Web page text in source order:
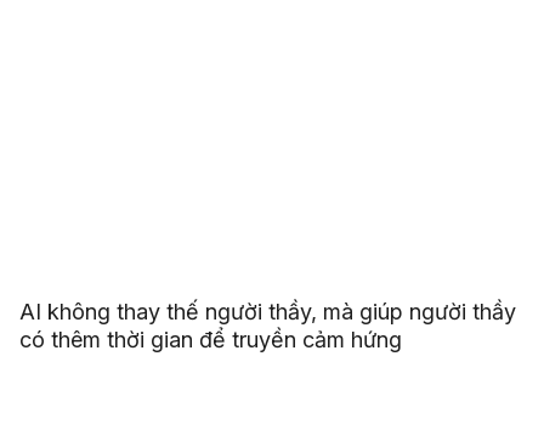
AI không thay thế người thầy, mà giúp người thầy
có thêm thời gian để truyền cảm hứng